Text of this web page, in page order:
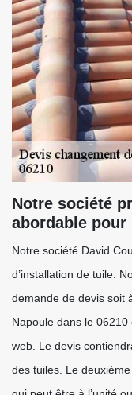
Notre société
abordable
Notre société David
d’installation de tuile.
demande de devis soit
Napoule dans le
web. Le devis
des tuiles. Le